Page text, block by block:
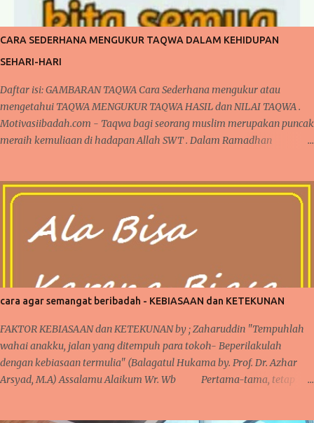
berarti penjelasan atau keterangan. penjelasan ini bisa dilihat dalam
buku studi ilmu al-Qur'an oleh Muhammad Ali. begitupula tafsir
dalam istilah adalah suatu ilmu dalam menerangkan, menjelaskan
dan memahami ayat al-Qur'an yang diturunkan kep...
CARA SEDERHANA MENGUKUR TAQWA DALAM KEHIDUPAN
SEHARI-HARI
Daftar isi: GAMBARAN TAQWA Cara Sederhana mengukur atau
mengetahui TAQWA MENGUKUR TAQWA HASIL dan NILAI TAQWA .
Motivasiibadah.com - Taqwa bagi seorang muslim merupakan puncak
meraih kemuliaan di hadapan Allah SWT . Dalam Ramadhan
beribadah kepada Allah. Satu hal yang menjadi peringkat tertinggi
MENGUKUR TAQWA DALAM KEHIDUPAN SEHARI-HARI Apakah
Pasca Ramadhan, seseorang sudah mampu meraih peringkat TAQWA
GAMBARAN TAQWA Secara sepintas, seseorang bisa saja mengklaim
dirinya sudah bertaqwa kepada Allah, namun apakah semudah itu di
katakan sudah bertaqwa ? Dalam kehidupan sehari-hari, ada banyak
momen yang bisa diperhatikan saat sedang beraktifitas. Baik dalam
hal ibadah wajib, sunat, pekerjaan, rutinitas lainnya seperti urusa...
cara agar semangat beribadah - KEBIASAAN dan KETEKUNAN
FAKTOR KEBIASAAN dan KETEKUNAN by ; Zaharuddin "Tempuhlah
wahai anakku, jalan yang ditempuh para tokoh- Beperilakulah
dengan kebiasaan termulia" (Balagatul Hukama by. Prof. Dr. Azhar
Arsyad, M.A) Assalamu Alaikum Wr. Wb Pertama-tama, tetap